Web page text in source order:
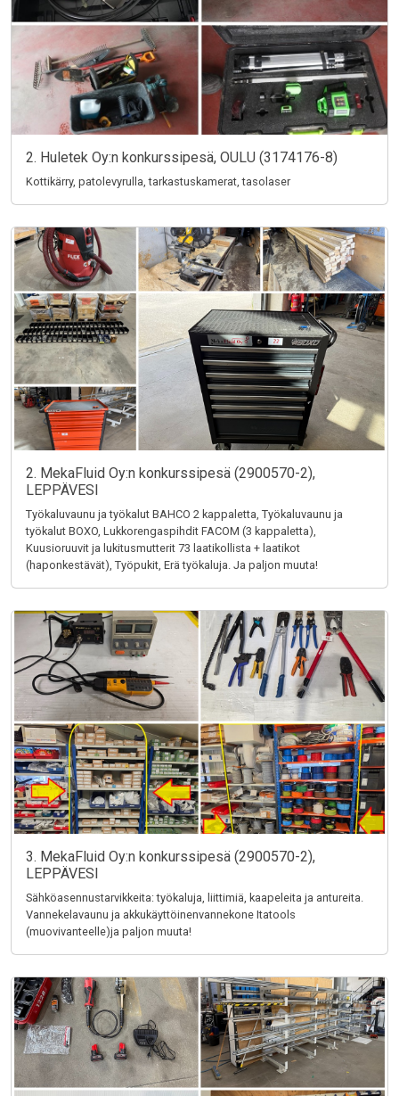
2. Huletek Oy:n konkurssipesä, OULU (3174176-8)
Kottikärry, patolevyrulla, tarkastuskamerat, tasolaser
2. MekaFluid Oy:n konkurssipesä (2900570-2),
LEPPÄVESI
Työkaluvaunu ja työkalut BAHCO 2 kappaletta, Työkaluvaunu ja
työkalut BOXO, Lukkorengaspihdit FACOM (3 kappaletta),
Kuusioruuvit ja lukitusmutterit 73 laatikollista + laatikot
(haponkestävät), Työpukit, Erä työkaluja. Ja paljon muuta!
3. MekaFluid Oy:n konkurssipesä (2900570-2),
LEPPÄVESI
Sähköasennustarvikkeita: työkaluja, liittimiä, kaapeleita ja antureita.
Vannekelavaunu ja akkukäyttöinenvannekone Itatools
(muovivanteelle)ja paljon muuta!